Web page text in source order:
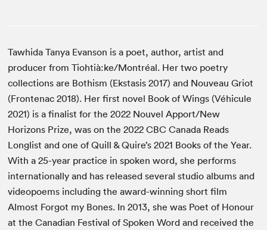
Tawhida Tanya Evanson is a poet, author, artist and
producer from Tiohtià:ke/Montréal. Her two poetry
collections are Bothism (Ekstasis 2017) and Nouveau Griot
(Frontenac 2018). Her first novel Book of Wings (Véhicule
2021) is a finalist for the 2022 Nouvel Apport/New
Horizons Prize, was on the 2022 CBC Canada Reads
Longlist and one of Quill & Quire’s 2021 Books of the Year.
With a 25-year practice in spoken word, she performs
internationally and has released several studio albums and
videopoems including the award-winning short film
Almost Forgot my Bones. In 2013, she was Poet of Honour
at the Canadian Festival of Spoken Word and received the